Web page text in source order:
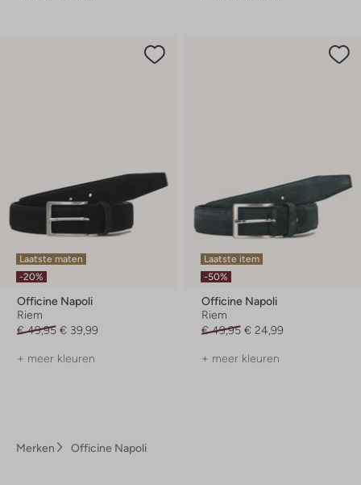
Laatste maten
-20%
Officine Napoli
Riem
€ 49,95 € 39,99
+ meer kleuren
Laatste item
-50%
Officine Napoli
Riem
€ 49,95 € 24,99
+ meer kleuren
Merken Officine Napoli